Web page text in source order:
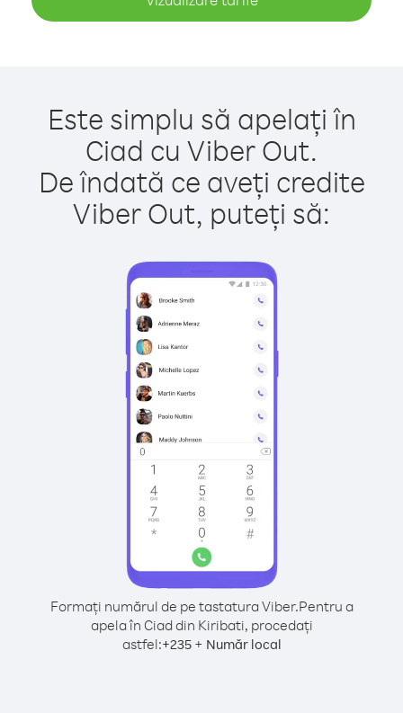
Este simplu să apelați în
Ciad cu Viber Out.
De îndată ce aveți credite
Viber Out, puteți să:
Formați numărul de pe tastatura Viber.Pentru a
apela în Ciad din Kiribati, procedați
astfel:+235+ Număr local